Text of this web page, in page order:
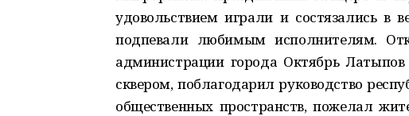
удовольствием играли и состязались в
подпевали любимым исполнителям.
администрации города Октябрь
сквером, поблагодарил руководство
общественных пространств, пожелал